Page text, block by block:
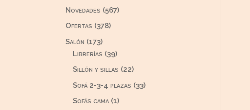
Novedades 567567
Ofertas 378378
Salón 173173
productos
Librerías 3939
productos
Sillón y sillas 2222
productos
Sofá 2-3-4 plazas 3333
Sofás cama 11